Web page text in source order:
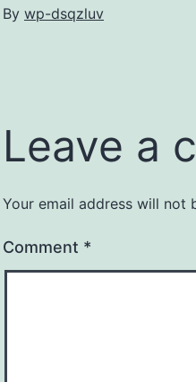
By wp-dsqzluv
Leave a
Your email address will not
Comment *